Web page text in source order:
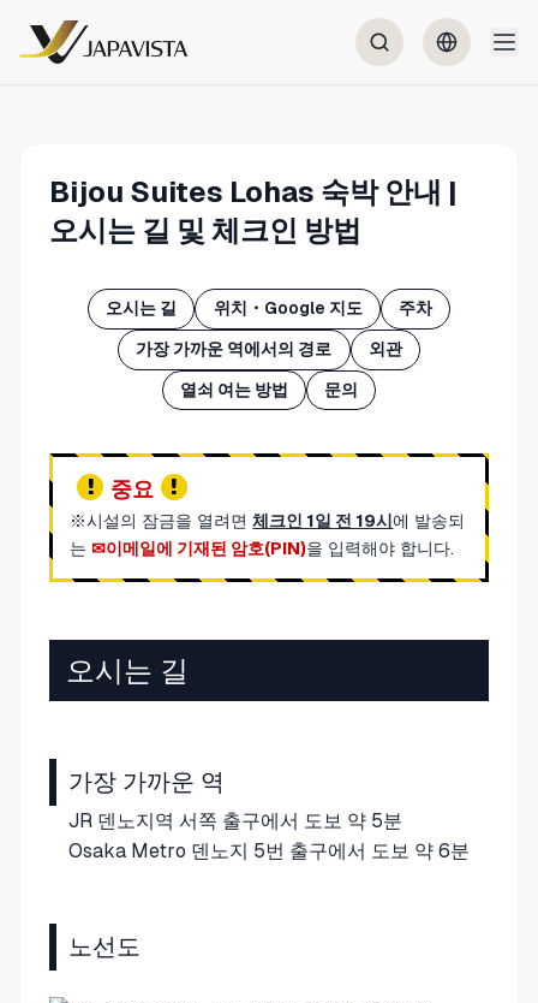
Bijou Suites Lohas 숙박 안내 |
오시는 길 및 체크인 방법
오시는 길 위치・Google 지도 주차
가장 가까운 역에서의 경로 외관
열쇠 여는 방법 문의
중요
※시설의 잠금을 열려면체크인 1일 전 19시에 발송되
는
이메일에 기재된 암호(PIN)을 입력해야 합니다.
오시는 길
가장 가까운 역
JR 덴노지역 서쪽 출구에서 도보 약 5분
Osaka Metro 덴노지 5번 출구에서 도보 약 6분
노선도